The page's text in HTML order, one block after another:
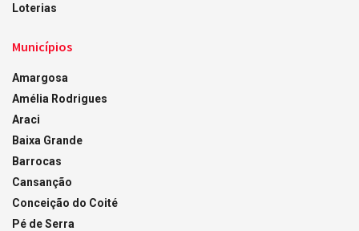
Loterias
Municípios
Amargosa
Amélia Rodrigues
Araci
Baixa Grande
Barrocas
Cansanção
Conceição do Coité
Pé de Serra